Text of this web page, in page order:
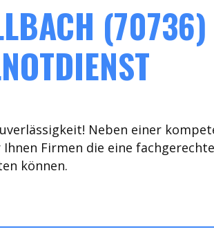
Neben einer
Firmen die eine
können.